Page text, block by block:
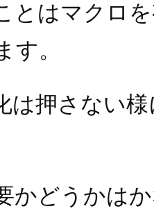
とはマクロ
す。
は押さない
かどうかは